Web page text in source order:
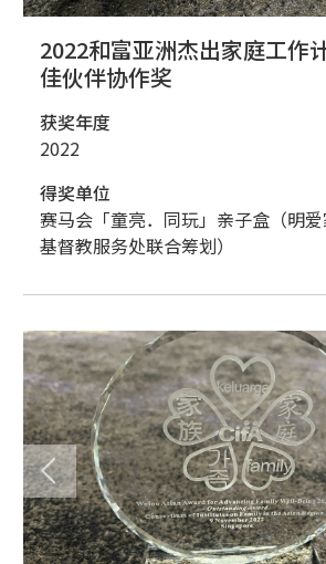
2022和富亚洲杰出家庭工作
佳伙伴协作奖
获奖年度
2022
得奖单位
赛马会「童亮．同玩」亲子盒（明
基督教服务处联合筹划）